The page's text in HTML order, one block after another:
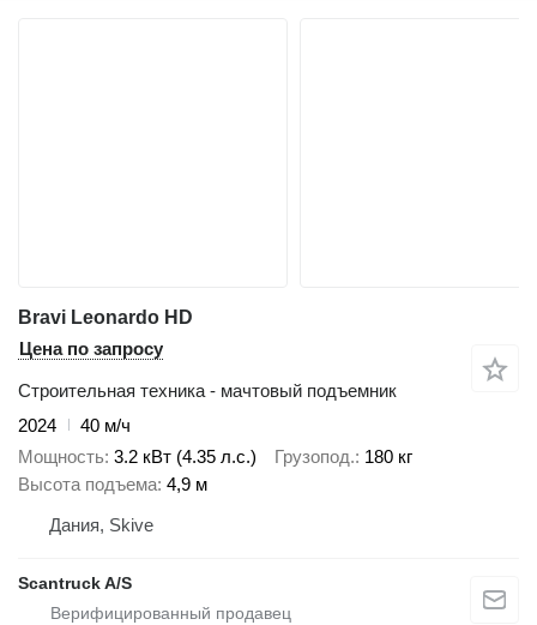
Bravi Leonardo HD
Цена по запросу
Строительная техника - мачтовый подъемник
2024
40 м/ч
Мощность 3.2 кВт (4.35 л.с.) Грузопод. 180 кг
Высота подъема 4,9 м
Дания, Skive
Scantruck A/S